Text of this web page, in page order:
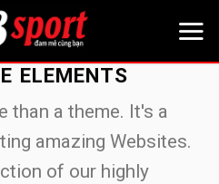
ELEMENTS
than a theme. It's a
amazing Websites.
of our highly